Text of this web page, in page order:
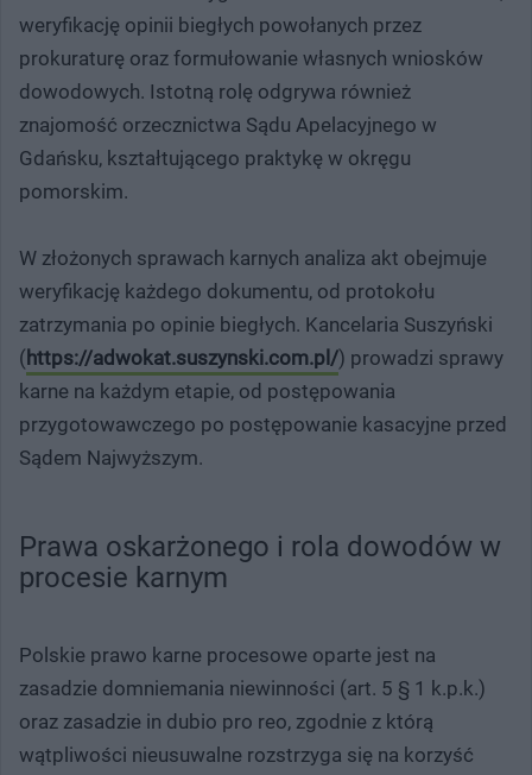
weryfikację opinii biegłych powołanych przez
prokuraturę oraz formułowanie własnych wniosków
dowodowych. Istotną rolę odgrywa również
znajomość orzecznictwa Sądu Apelacyjnego w
Gdańsku, kształtującego praktykę w okręgu
pomorskim.
W złożonych sprawach karnych analiza akt obejmuje
weryfikację każdego dokumentu, od protokołu
zatrzymania po opinie biegłych. Kancelaria Suszyński
( https://adwokat.suszynski.com.pl/) prowadzi sprawy
karne na każdym etapie, od postępowania
przygotowawczego po postępowanie kasacyjne przed
Sądem Najwyższym.
Prawa oskarżonego i rola dowodów w
procesie karnym
Polskie prawo karne procesowe oparte jest na
zasadzie domniemania niewinności (art. 5 § 1 k.p.k.)
oraz zasadzie in dubio pro reo, zgodnie z którą
wątpliwości nieusuwalne rozstrzyga się na korzyść